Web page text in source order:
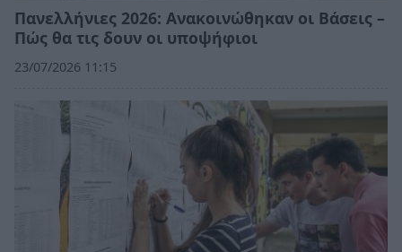
Πανελλήνιες 2026: Ανακοινώθηκαν οι Βάσεις –
Πώς θα τις δουν οι υποψήφιοι
23/07/2026 11:15